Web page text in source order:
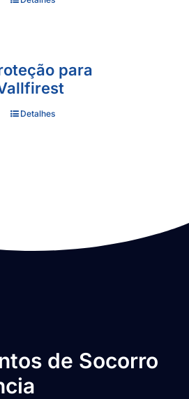
para
Detalhes
de Socorro